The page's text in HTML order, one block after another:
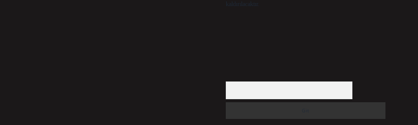
kaldırılacaktır.